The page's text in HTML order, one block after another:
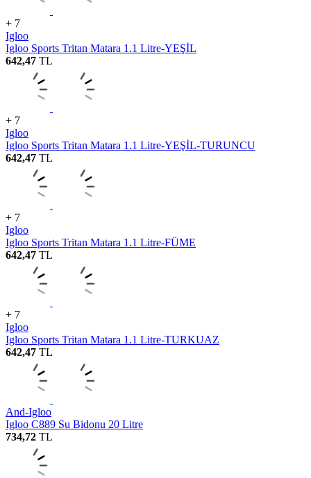
+ 7
Igloo
Igloo Sports Tritan Matara 1.1 Litre-YEŞİL
642,47 TL
+ 7
Igloo
Igloo Sports Tritan Matara 1.1 Litre-YEŞİL-TURUNCU
642,47 TL
+ 7
Igloo
Igloo Sports Tritan Matara 1.1 Litre-FÜME
642,47 TL
+ 7
Igloo
Igloo Sports Tritan Matara 1.1 Litre-TURKUAZ
642,47 TL
And-Igloo
Igloo C889 Su Bidonu 20 Litre
734,72 TL